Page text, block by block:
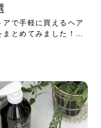
アで手軽に買えるヘア
まとめてみました！1